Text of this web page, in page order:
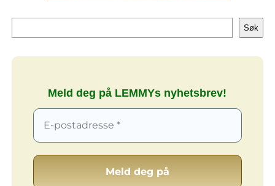
Søk
Søk
Meld deg på LEMMYs nyhetsbrev!